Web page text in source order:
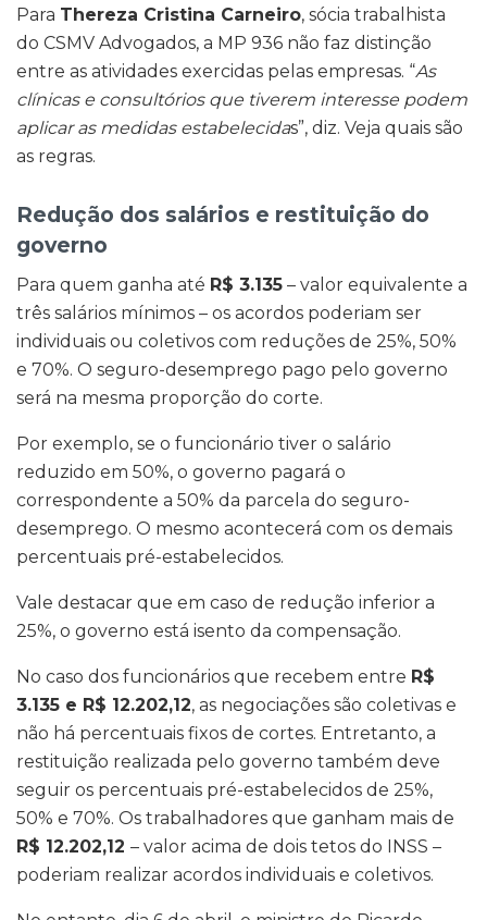
Para Thereza Cristina Carneiro, sócia trabalhista
do CSMV Advogados, a MP 936 não faz distinção
entre as atividades exercidas pelas empresas. “As
clínicas e consultórios que tiverem interesse podem
aplicar as medidas estabelecidas”, diz. Veja quais são
as regras.
Redução dos salários e restituição do
governo
Para quem ganha até R$ 3.135 – valor equivalente a
três salários mínimos – os acordos poderiam ser
individuais ou coletivos com reduções de 25%, 50%
e 70%. O seguro-desemprego pago pelo governo
será na mesma proporção do corte.
Por exemplo, se o funcionário tiver o salário
reduzido em 50%, o governo pagará o
correspondente a 50% da parcela do seguro-
desemprego. O mesmo acontecerá com os demais
percentuais pré-estabelecidos.
Vale destacar que em caso de redução inferior a
25%, o governo está isento da compensação.
No caso dos funcionários que recebem entre R$
3.135 e R$ 12.202,12, as negociações são coletivas e
não há percentuais fixos de cortes. Entretanto, a
restituição realizada pelo governo também deve
seguir os percentuais pré-estabelecidos de 25%,
50% e 70%. Os trabalhadores que ganham mais de
R$ 12.202,12 – valor acima de dois tetos do INSS –
poderiam realizar acordos individuais e coletivos.